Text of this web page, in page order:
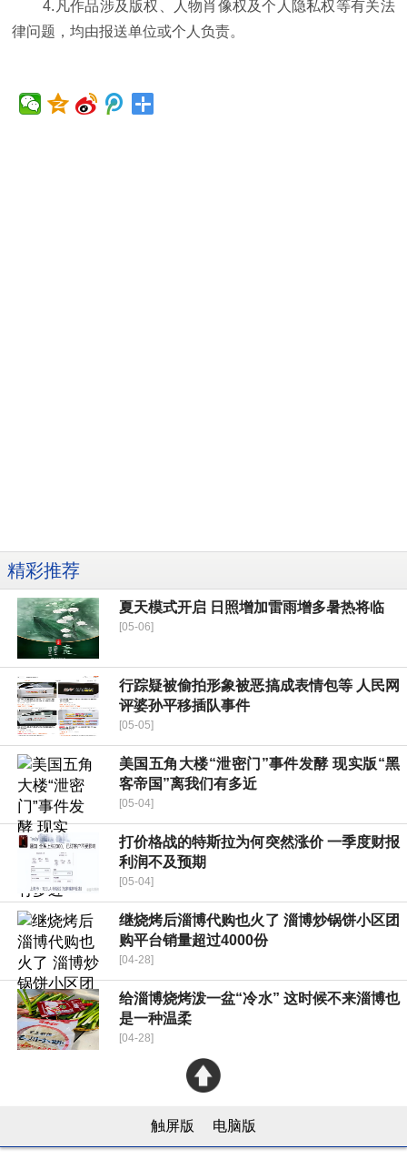
4.凡作品涉及版权、人物肖像权及个人隐私权等有关法
律问题，均由报送单位或个人负责。
精彩推荐
夏天模式开启 日照增加雷雨增多暑热将临
[05-06]
行踪疑被偷拍形象被恶搞成表情包等 人民网
评婆孙平移插队事件
[05-05]
美国五角大楼“泄密门”事件发酵 现实版“黑
客帝国”离我们有多近
[05-04]
打价格战的特斯拉为何突然涨价 一季度财报
利润不及预期
[05-04]
继烧烤后淄博代购也火了 淄博炒锅饼小区团
购平台销量超过4000份
[04-28]
给淄博烧烤泼一盆“冷水” 这时候不来淄博也
是一种温柔
[04-28]
触屏版 电脑版